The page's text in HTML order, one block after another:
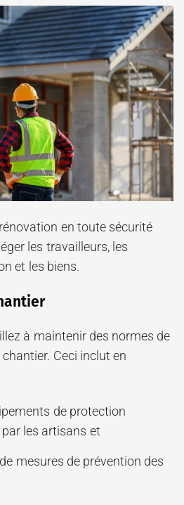
en toute sécurité
les travailleurs, les
et les biens.
à maintenir des normes de
Ceci inclut en
de protection
les artisans et
mesures de prévention des